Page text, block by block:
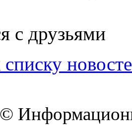
с друзьями